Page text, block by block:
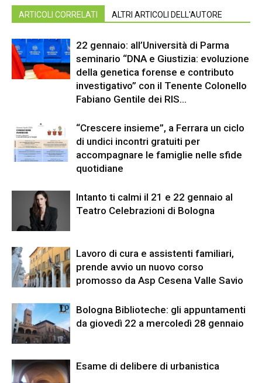
ARTICOLI CORRELATI ALTRI ARTICOLI DELL'AUTORE
22 gennaio: all’Università di Parma
seminario “DNA e Giustizia: evoluzione
della genetica forense e contributo
investigativo” con il Tenente Colonello
Fabiano Gentile dei RIS...
“Crescere insieme”, a Ferrara un ciclo
di undici incontri gratuiti per
accompagnare le famiglie nelle sfide
quotidiane
Intanto ti calmi il 21 e 22 gennaio al
Teatro Celebrazioni di Bologna
Lavoro di cura e assistenti familiari,
prende avvio un nuovo corso
promosso da Asp Cesena Valle Savio
Bologna Biblioteche: gli appuntamenti
da giovedì 22 a mercoledì 28 gennaio
Esame di delibere di urbanistica